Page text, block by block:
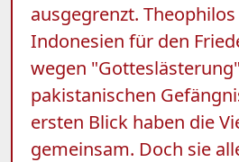
ausgegrenzt.
Indonesien für den
wegen
pakistanischen
ersten Blick haben die
gemeinsam. Doch sie